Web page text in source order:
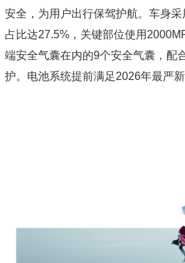
安全，为用户出行保驾护航。车身
占比达27.5%，关键部位使用
端安全气囊在内的9个安全气囊，配
护。电池系统提前满足2026年最严